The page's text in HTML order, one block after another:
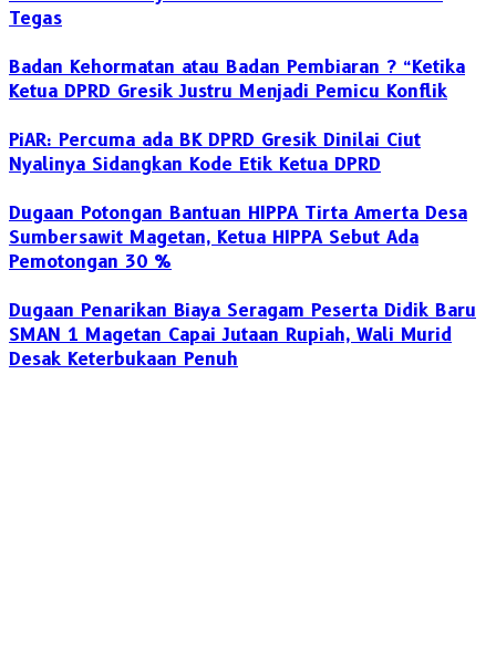
Tegas
Badan Kehormatan atau Badan Pembiaran ? “Ketika
Ketua DPRD Gresik Justru Menjadi Pemicu Konflik
PiAR: Percuma ada BK DPRD Gresik Dinilai Ciut
Nyalinya Sidangkan Kode Etik Ketua DPRD
Dugaan Potongan Bantuan HIPPA Tirta Amerta Desa
Sumbersawit Magetan, Ketua HIPPA Sebut Ada
Pemotongan 30 %
Dugaan Penarikan Biaya Seragam Peserta Didik Baru
SMAN 1 Magetan Capai Jutaan Rupiah, Wali Murid
Desak Keterbukaan Penuh